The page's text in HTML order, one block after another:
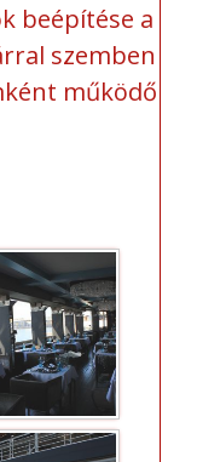
beépítése a
szemben
működő